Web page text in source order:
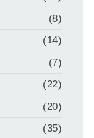
(8)
(14)
(7)
(22)
(20)
(35)